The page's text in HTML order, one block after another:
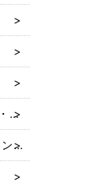
結婚式準備 小物・ギフト
セルフ ニューボーン フォト レンタル